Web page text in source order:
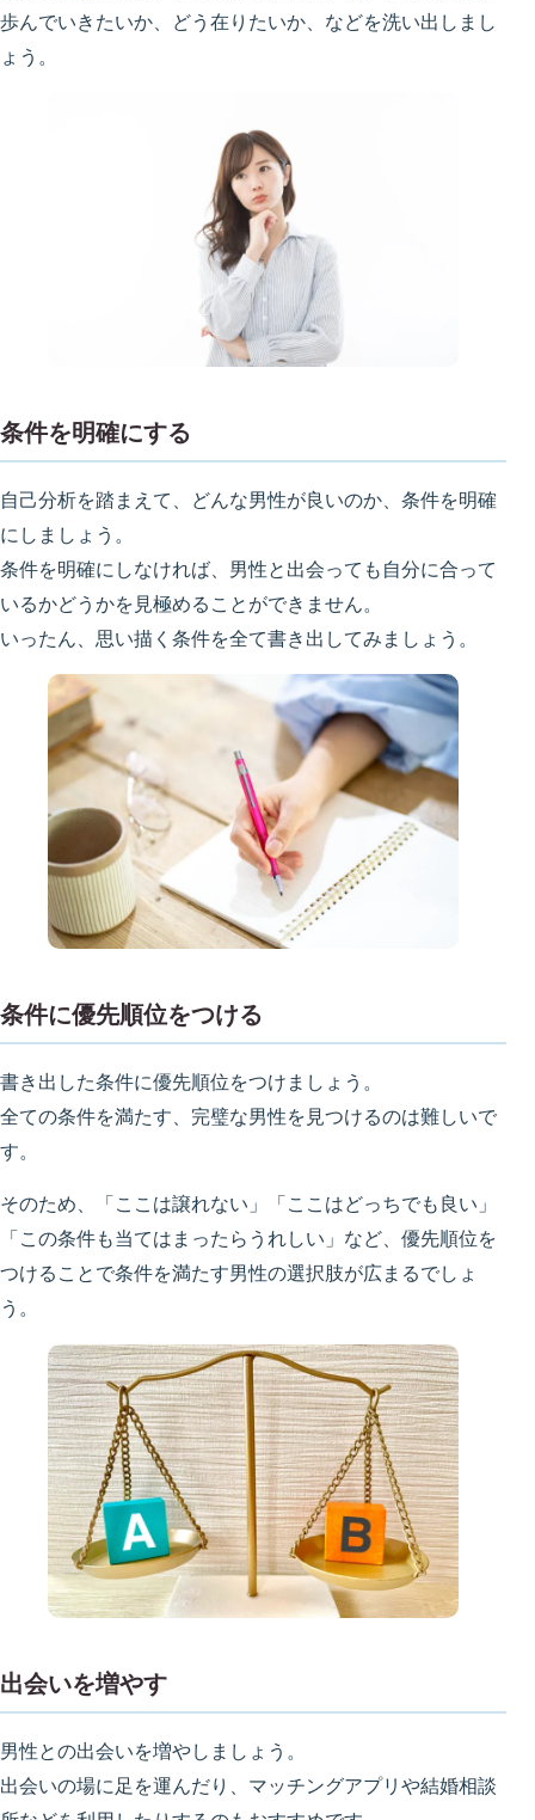
歩んでいきたいか、どう在りたいか、などを洗い出しまし
ょう。
条件を明確にする
自己分析を踏まえて、どんな男性が良いのか、条件を明確
にしましょう。
条件を明確にしなければ、男性と出会っても自分に合って
いるかどうかを見極めることができません。
いったん、思い描く条件を全て書き出してみましょう。
条件に優先順位をつける
書き出した条件に優先順位をつけましょう。
全ての条件を満たす、完璧な男性を見つけるのは難しいで
す。
そのため、「ここは譲れない」「ここはどっちでも良い」
「この条件も当てはまったらうれしい」など、優先順位を
つけることで条件を満たす男性の選択肢が広まるでしょ
う。
出会いを増やす
男性との出会いを増やしましょう。
出会いの場に足を運んだり、マッチングアプリや結婚相談